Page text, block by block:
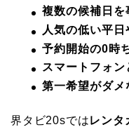
複数の候補日を
人気の低い平日
予約開始の0時
スマートフォ
第一希望がダメ
界タビ20sではレンタ